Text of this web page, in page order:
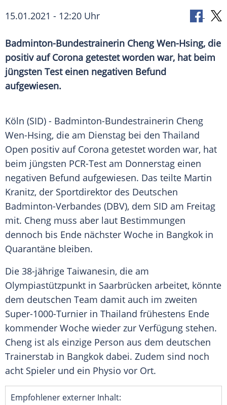
15.01.2021 - 12:20 Uhr
Badminton-Bundestrainerin Cheng Wen-Hsing, die
positiv auf Corona getestet worden war, hat beim
jüngsten Test einen negativen Befund
aufgewiesen.
Köln (SID) - Badminton-Bundestrainerin Cheng
Wen-Hsing, die am Dienstag bei den Thailand
Open positiv auf Corona getestet worden war, hat
beim jüngsten PCR-Test am Donnerstag einen
negativen Befund aufgewiesen. Das teilte Martin
Kranitz, der Sportdirektor des Deutschen
Badminton-Verbandes (DBV), dem SID am Freitag
mit. Cheng muss aber laut Bestimmungen
dennoch bis Ende nächster Woche in Bangkok in
Quarantäne bleiben.
Die 38-jährige Taiwanesin, die am
Olympiastützpunkt in Saarbrücken arbeitet, könnte
dem deutschen Team damit auch im zweiten
Super-1000-Turnier in Thailand frühestens Ende
kommender Woche wieder zur Verfügung stehen.
Cheng ist als einzige Person aus dem deutschen
Trainerstab in Bangkok dabei. Zudem sind noch
acht Spieler und ein Physio vor Ort.
Empfohlener externer Inhalt: